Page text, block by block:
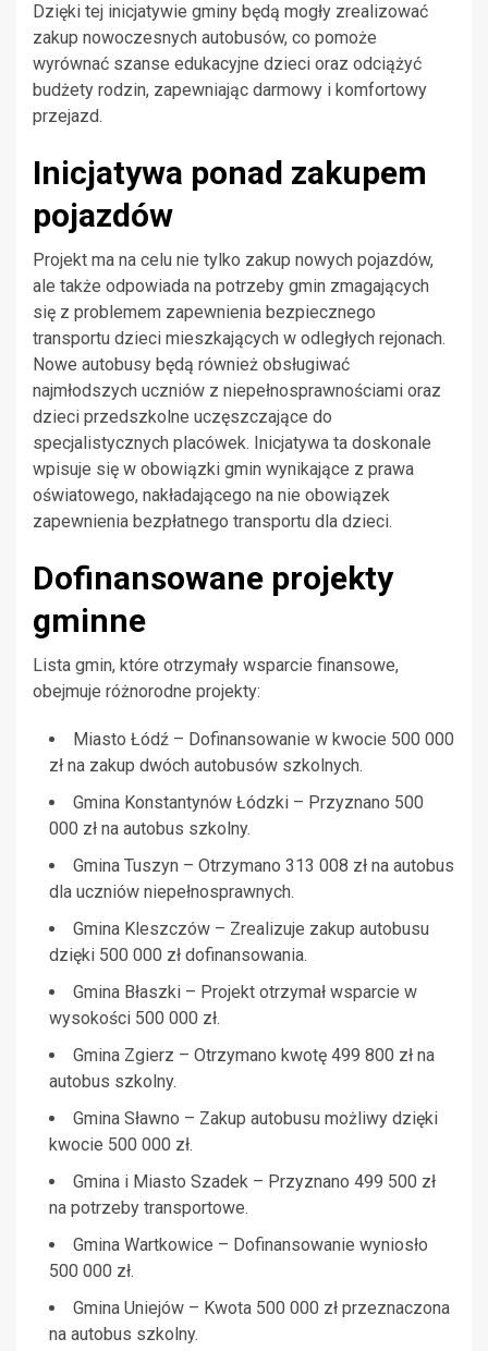
Dzięki tej inicjatywie gminy będą mogły zrealizować
zakup nowoczesnych autobusów, co pomoże
wyrównać szanse edukacyjne dzieci oraz odciążyć
budżety rodzin, zapewniając darmowy i komfortowy
przejazd.
Inicjatywa ponad zakupem
pojazdów
Projekt ma na celu nie tylko zakup nowych pojazdów,
ale także odpowiada na potrzeby gmin zmagających
się z problemem zapewnienia bezpiecznego
transportu dzieci mieszkających w odległych rejonach.
Nowe autobusy będą również obsługiwać
najmłodszych uczniów z niepełnosprawnościami oraz
dzieci przedszkolne uczęszczające do
specjalistycznych placówek. Inicjatywa ta doskonale
wpisuje się w obowiązki gmin wynikające z prawa
oświatowego, nakładającego na nie obowiązek
zapewnienia bezpłatnego transportu dla dzieci.
Dofinansowane projekty
gminne
Lista gmin, które otrzymały wsparcie finansowe,
obejmuje różnorodne projekty:
Miasto Łódź – Dofinansowanie w kwocie 500 000
zł na zakup dwóch autobusów szkolnych.
Gmina Konstantynów Łódzki – Przyznano 500
000 zł na autobus szkolny.
Gmina Tuszyn – Otrzymano 313 008 zł na autobus
dla uczniów niepełnosprawnych.
Gmina Kleszczów – Zrealizuje zakup autobusu
dzięki 500 000 zł dofinansowania.
Gmina Błaszki – Projekt otrzymał wsparcie w
wysokości 500 000 zł.
Gmina Zgierz – Otrzymano kwotę 499 800 zł na
autobus szkolny.
Gmina Sławno – Zakup autobusu możliwy dzięki
kwocie 500 000 zł.
Gmina i Miasto Szadek – Przyznano 499 500 zł
na potrzeby transportowe.
Gmina Wartkowice – Dofinansowanie wyniosło
500 000 zł.
Gmina Uniejów – Kwota 500 000 zł przeznaczona
na autobus szkolny.